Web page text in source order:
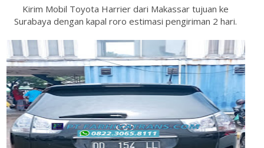
Kirim Mobil Toyota Harrier dari Makassar tujuan ke
Surabaya dengan kapal roro estimasi pengiriman 2 hari.